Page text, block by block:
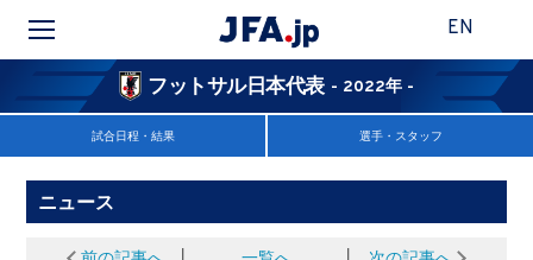
EN
フットサル日本代表 - 2022年 -
試合日程・結果 選手・スタッフ
ニュース